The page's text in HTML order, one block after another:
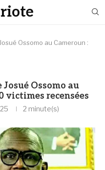
Ossomo au Cameroun :
Ossomo au
victimes recensées
2 minute(s)